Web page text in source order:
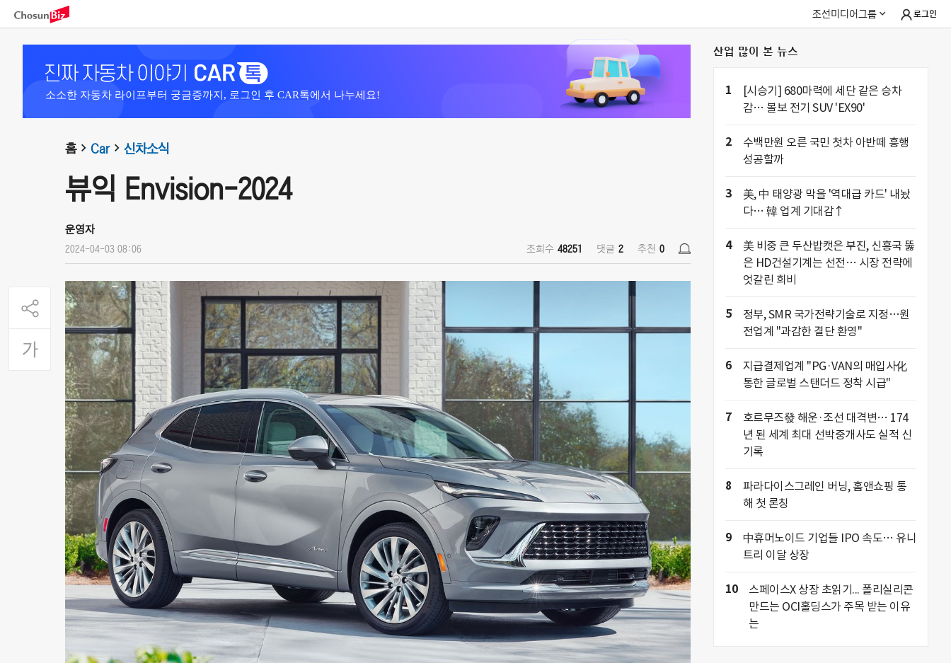
조선미디어그룹 로그인
소소한 자동차 라이프부터 궁금증까지, 로그인 후 CAR톡에서 나누세요!
홈 Car 신차소식
뷰익 Envision-2024
운영자
2024-04-03 08:06 조회수 48251 댓글 2 추천 0
산업 많이 본 뉴스